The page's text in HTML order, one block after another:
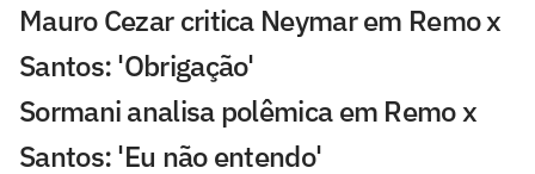
Mauro Cezar critica Neymar em Remo x
Santos: 'Obrigação'
Sormani analisa polêmica em Remo x
Santos: 'Eu não entendo'